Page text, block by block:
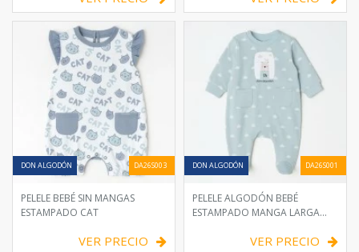
DON ALGODÓN DA26S003
PELELE BEBÉ SIN MANGAS
ESTAMPADO CAT
VER PRECIO
DON ALGODÓN DA26S001
PELELE ALGODÓN BEBÉ
ESTAMPADO MANGA LARGA
VER PRECIO